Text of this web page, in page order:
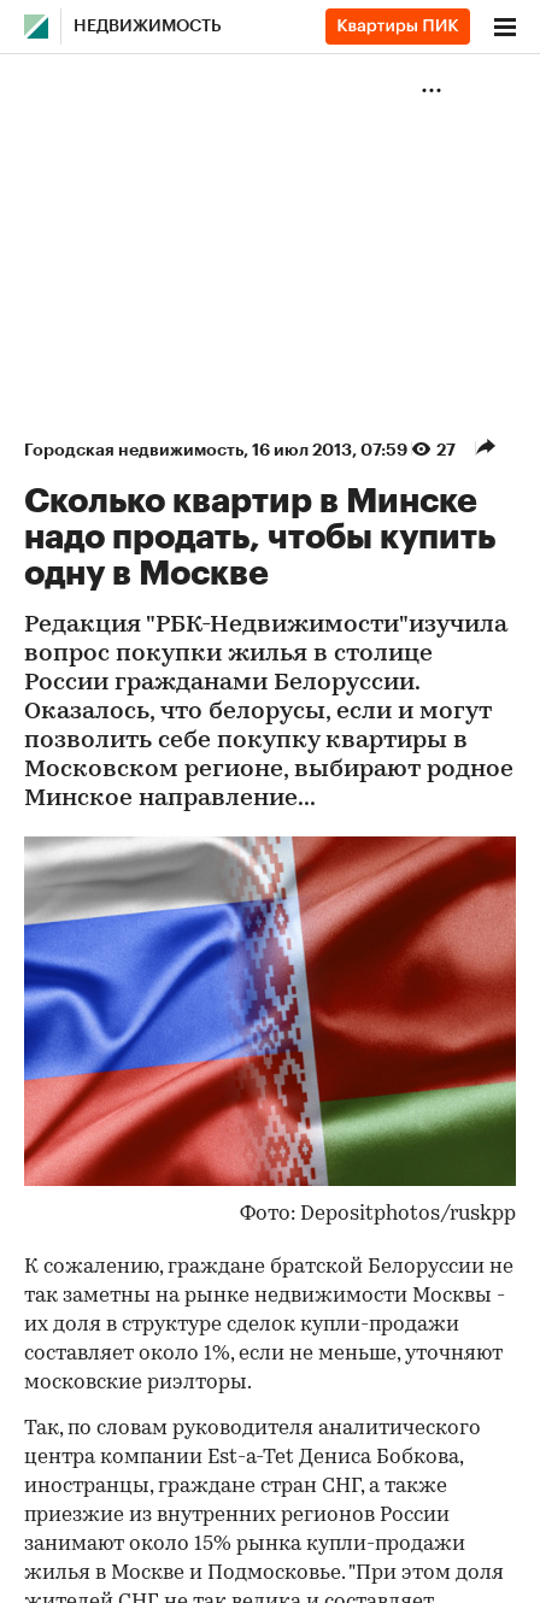
НЕДВИЖИМОСТЬ
Городская недвижимость⁠, 16 июл 2013, 07:59 27
Сколько квартир в Минске
надо продать, чтобы купить
одну в Москве
Редакция "РБК-Недвижимости"изучила
вопрос покупки жилья в столице
России гражданами Белоруссии.
Оказалось, что белорусы, если и могут
позволить себе покупку квартиры в
Московском регионе, выбирают родное
Минское направление...
Фото: Depositphotos/ruskpp
К сожалению, граждане братской Белоруссии не
так заметны на рынке недвижимости Москвы -
их доля в структуре сделок купли-продажи
составляет около 1%, если не меньше, уточняют
московские риэлторы.
Так, по словам руководителя аналитического
центра компании Est-a-Tet Дениса Бобкова,
иностранцы, граждане стран СНГ, а также
приезжие из внутренних регионов России
занимают около 15% рынка купли-продажи
жилья в Москве и Подмосковье. "При этом доля